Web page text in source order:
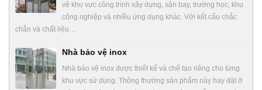
vệ khu vực công trình xây dựng, sân bay, trường học, khu
công nghiệp và nhiều ứng dụng khác. Với kết cấu chắc
chắn và chất liệu…
Nhà bảo vệ inox
Nhà bảo vệ inox được thiết kế và chế tạo riêng cho từng
khu vực sử dụng. Thông thường sản phẩm này hay đặt ở